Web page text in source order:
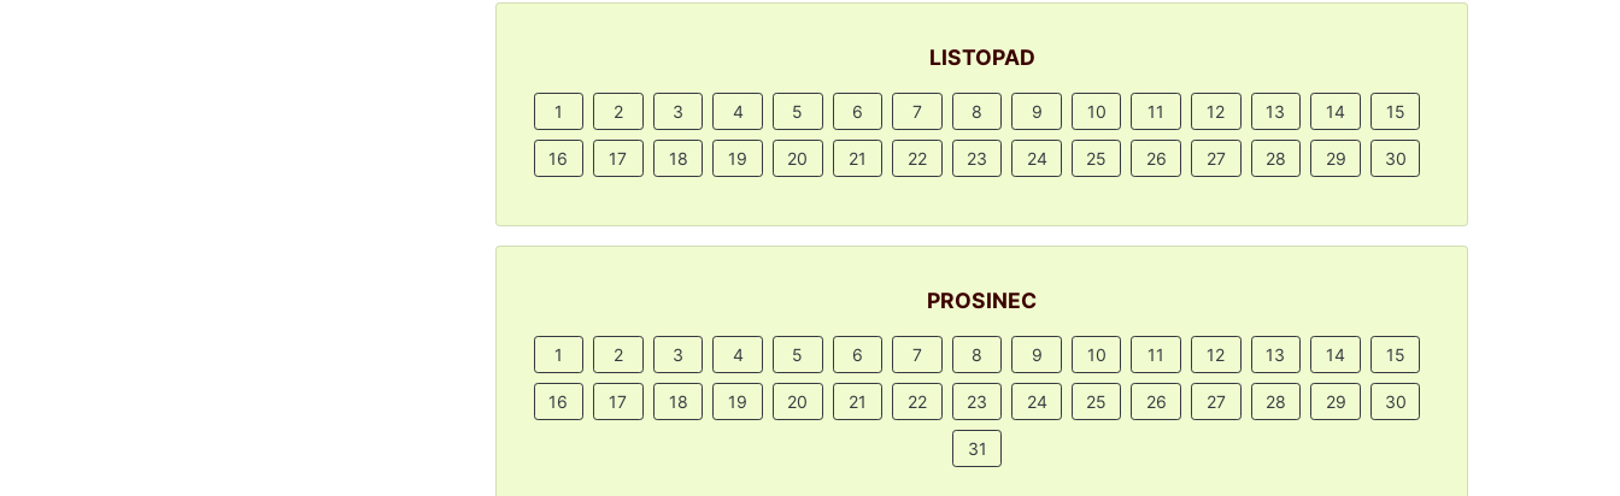
LISTOPAD
1 2 3 4 5 6 7 8 9 10 11 12 13 14 15
16 17 18 19 20 21 22 23 24 25 26 27 28 29 30
PROSINEC
1 2 3 4 5 6 7 8 9 10 11 12 13 14 15
16 17 18 19 20 21 22 23 24 25 26 27 28 29 30
31